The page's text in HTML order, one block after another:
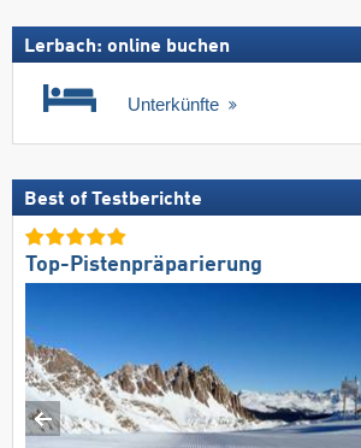
Lerbach: online buchen
Unterkünfte
Best of Testberichte
Top-Pistenpräparierung